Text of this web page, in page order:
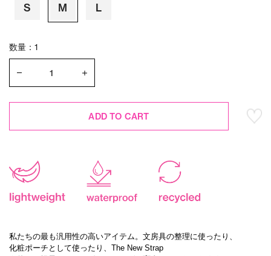
S M L
数量：1
ADD TO CART
私たちの最も汎用性の高いアイテム。文房具の整理に使ったり、
化粧ポーチとして使ったり、The New Strap